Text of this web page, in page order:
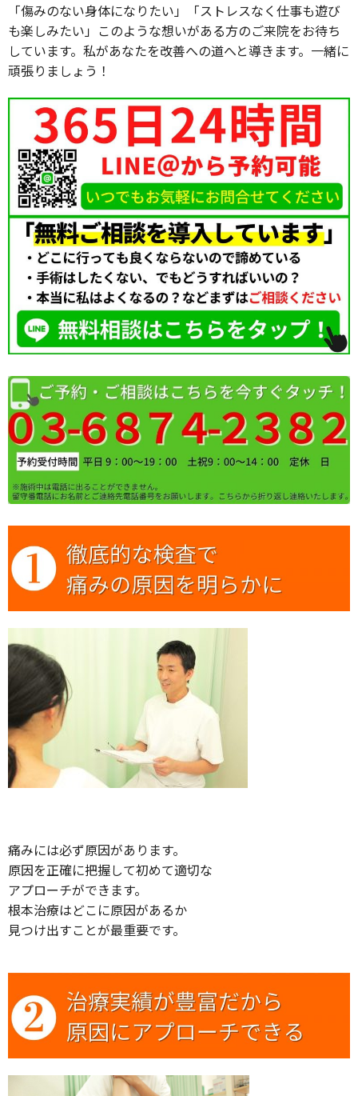
「傷みのない身体になりたい」「ストレスなく仕事も遊び
も楽しみたい」このような想いがある方のご来院をお待ち
しています。私があなたを改善への道へと導きます。一緒に
頑張りましょう！
痛みには必ず原因があります。
原因を正確に把握して初めて適切な
アプローチができます。
根本治療はどこに原因があるか
見つけ出すことが最重要です。